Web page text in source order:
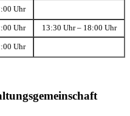
Uhr
Uhr 13:30 Uhr – 18:00 Uhr
Uhr